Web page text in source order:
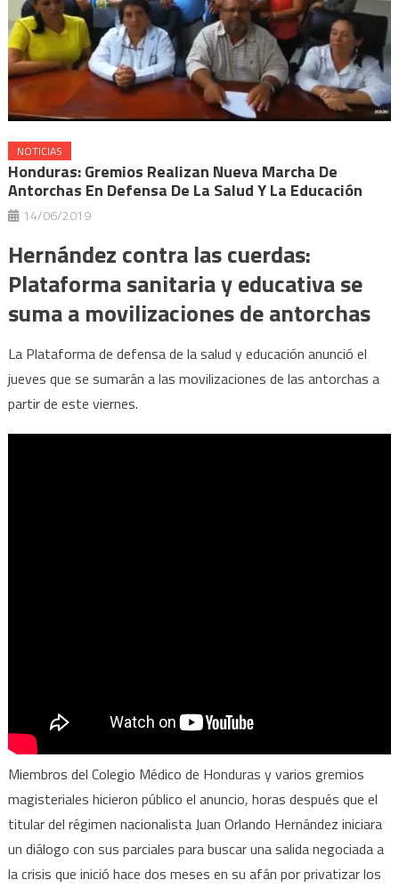
NOTICIAS
Honduras: Gremios Realizan Nueva Marcha De
Antorchas En Defensa De La Salud Y La Educación
14/06/2019
Hernández contra las cuerdas:
Plataforma sanitaria y educativa se
suma a movilizaciones de antorchas
La Plataforma de defensa de la salud y educación anunció el
jueves que se sumarán a las movilizaciones de las antorchas a
partir de este viernes.
Miembros del Colegio Médico de Honduras y varios gremios
magisteriales hicieron público el anuncio, horas después que el
titular del régimen nacionalista Juan Orlando Hernández iniciara
un diálogo con sus parciales para buscar una salida negociada a
la crisis que inició hace dos meses en su afán por privatizar los